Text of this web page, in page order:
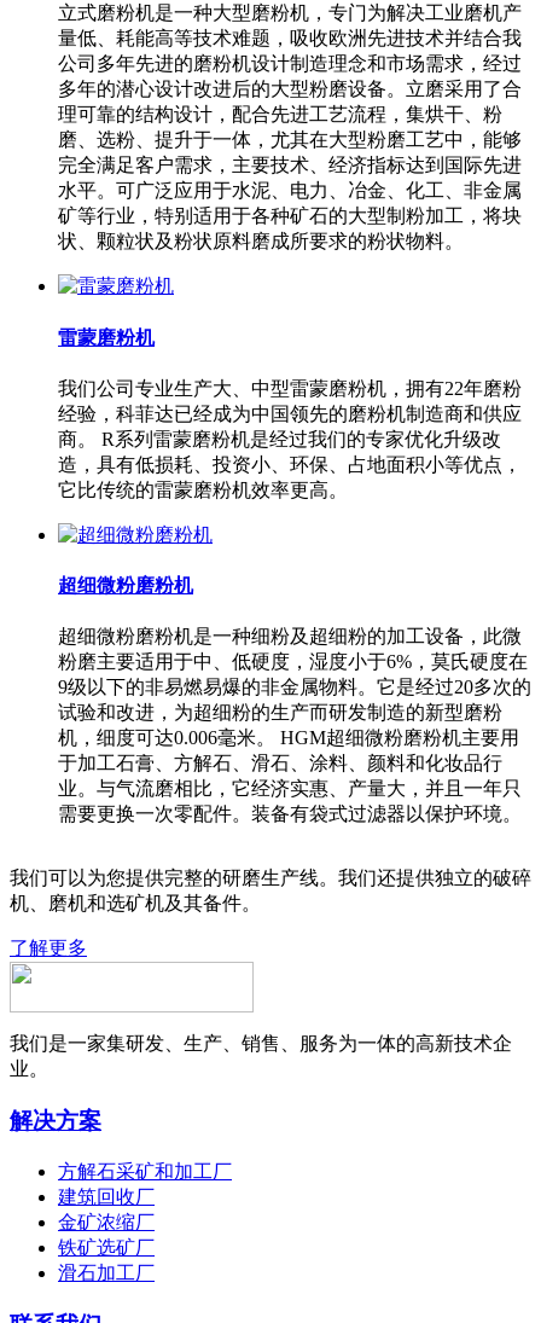
立式磨粉机是一种大型磨粉机，专门为解决工业磨机产
量低、耗能高等技术难题，吸收欧洲先进技术并结合我
公司多年先进的磨粉机设计制造理念和市场需求，经过
多年的潜心设计改进后的大型粉磨设备。立磨采用了合
理可靠的结构设计，配合先进工艺流程，集烘干、粉
磨、选粉、提升于一体，尤其在大型粉磨工艺中，能够
完全满足客户需求，主要技术、经济指标达到国际先进
水平。可广泛应用于水泥、电力、冶金、化工、非金属
矿等行业，特别适用于各种矿石的大型制粉加工，将块
状、颗粒状及粉状原料磨成所要求的粉状物料。
雷蒙磨粉机
我们公司专业生产大、中型雷蒙磨粉机，拥有22年磨粉
经验，科菲达已经成为中国领先的磨粉机制造商和供应
商。 R系列雷蒙磨粉机是经过我们的专家优化升级改
造，具有低损耗、投资小、环保、占地面积小等优点，
它比传统的雷蒙磨粉机效率更高。
超细微粉磨粉机
超细微粉磨粉机是一种细粉及超细粉的加工设备，此微
粉磨主要适用于中、低硬度，湿度小于6%，莫氏硬度在
9级以下的非易燃易爆的非金属物料。它是经过20多次的
试验和改进，为超细粉的生产而研发制造的新型磨粉
机，细度可达0.006毫米。 HGM超细微粉磨粉机主要用
于加工石膏、方解石、滑石、涂料、颜料和化妆品行
业。与气流磨相比，它经济实惠、产量大，并且一年只
需要更换一次零配件。装备有袋式过滤器以保护环境。
我们可以为您提供完整的研磨生产线。我们还提供独立的破碎
机、磨机和选矿机及其备件。
了解更多
我们是一家集研发、生产、销售、服务为一体的高新技术企
业。
解决方案
方解石采矿和加工厂
建筑回收厂
金矿浓缩厂
铁矿选矿厂
滑石加工厂